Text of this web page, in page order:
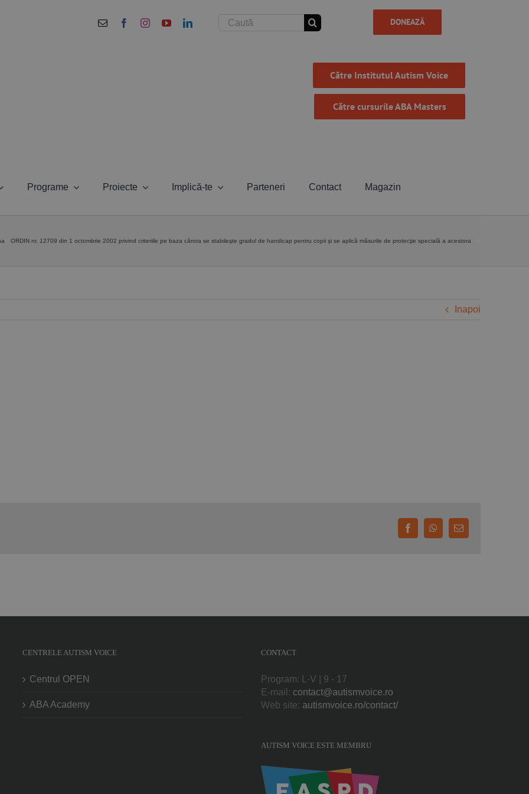
Cautare... DONEAZĂ
Către Institutul Autism Voice
Către cursurile ABA Masters
Programe Proiecte Implică-te Parteneri Contact Magazin
ORDIN nr. 12709 din 1 octombrie 2002 privind criteriile pe baza cărora se stabileşte gradul de handicap pentru copii şi se aplică măsurile de protecţie specială a acestora
Inapoi
FacebookWhatsApp
E-
CENTRELE AUTISM VOICE
Centrul OPEN
ABA Academy
CONTACT
Program: L-V | 9 - 17
E-mail: contact@autismvoice.ro
Web site: autismvoice.ro/contact/
AUTISM VOICE ESTE MEMBRU